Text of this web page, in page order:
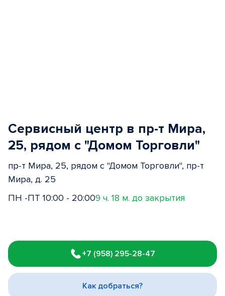
Сервисный центр в пр-т Мира,
25, рядом с "Домом Торговли"
пр-т Мира, 25, рядом с "Домом Торговли", пр-т
Мира, д. 25
ПН -ПТ 10:00 - 20:009 ч. 18 м. до закрытия
1
of
3
+7 (958) 295-28-47
Как добраться?